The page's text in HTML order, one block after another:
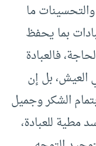
ما
بما يحفظ
فالعبادة
العيش، بل إن
الشكر وجميل
مطية للعبادة،